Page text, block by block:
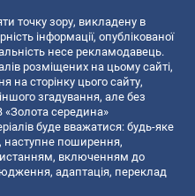
точку зору, викладену в
інформації, опублікованої
несе рекламодавець.
розміщених на цьому сайті,
на сторінку цього сайту,
згадування, але без
«Золота середина»
буде вважатися: будь-яке
наступне поширення,
включенням до
адаптація, переклад